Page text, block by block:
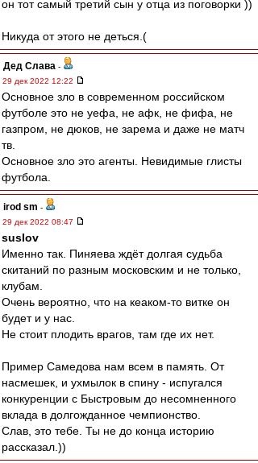
он тот самый третий сын у отца из поговорки ))
Никуда от этого не деться.(
Дед Слава -
29 дек 2022 12:22
Основное зло в современном российском
футболе это не уефа, не афк, не фифа, не
газпром, не дюков, не зарема и даже не матч
тв.
Основное зло это агенты. Невидимые глисты
футбола.
irod sm -
29 дек 2022 08:47
suslov
Именно так. Пиняева ждёт долгая судьба
скитаний по разным московским и не только,
клубам.
Очень вероятно, что на кеаком-то витке он
будет и у нас.
Не стоит плодить врагов, там где их нет.
Пример Самедова нам всем в память. От
насмешек, и ухмылок в спину - испугался
конкуренции с Быстровым до несомненного
вклада в долгожданное чемпионство.
Слав, это тебе. Ты не до конца историю
рассказал.))